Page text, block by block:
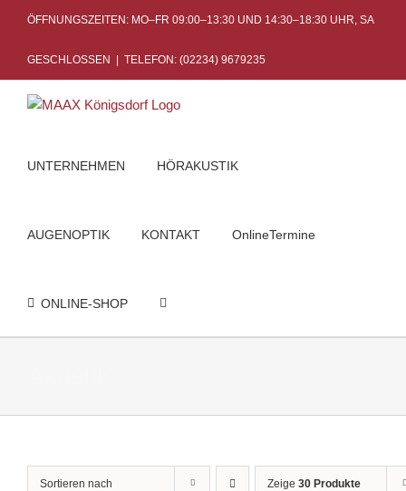
content
ÖFFNUNGSZEITEN: MO–FR 09:00–13:30 UND 14:30–18:30 UHR, SA
GESCHLOSSEN TELEFON: (02234) 9679235
UNTERNEHMEN HÖRAKUSTIK
AUGENOPTIK KONTAKT OnlineTermine
ONLINE-SHOP
Sortieren nach Zeige 30 Produkte